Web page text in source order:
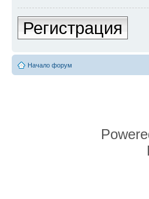
Регистрация
Начало форум